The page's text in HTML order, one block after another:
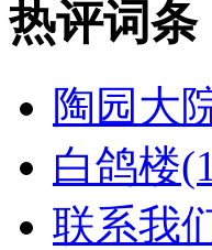
热评词条
陶园大
白鸽楼
联系我